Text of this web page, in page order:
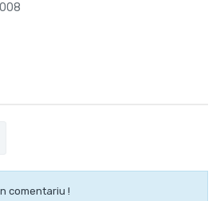
comentariu !